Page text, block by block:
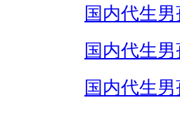
国内代生
国内代生
国内代生